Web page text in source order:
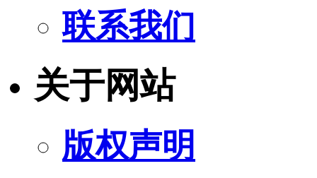
联系我们
关于网站
版权声明